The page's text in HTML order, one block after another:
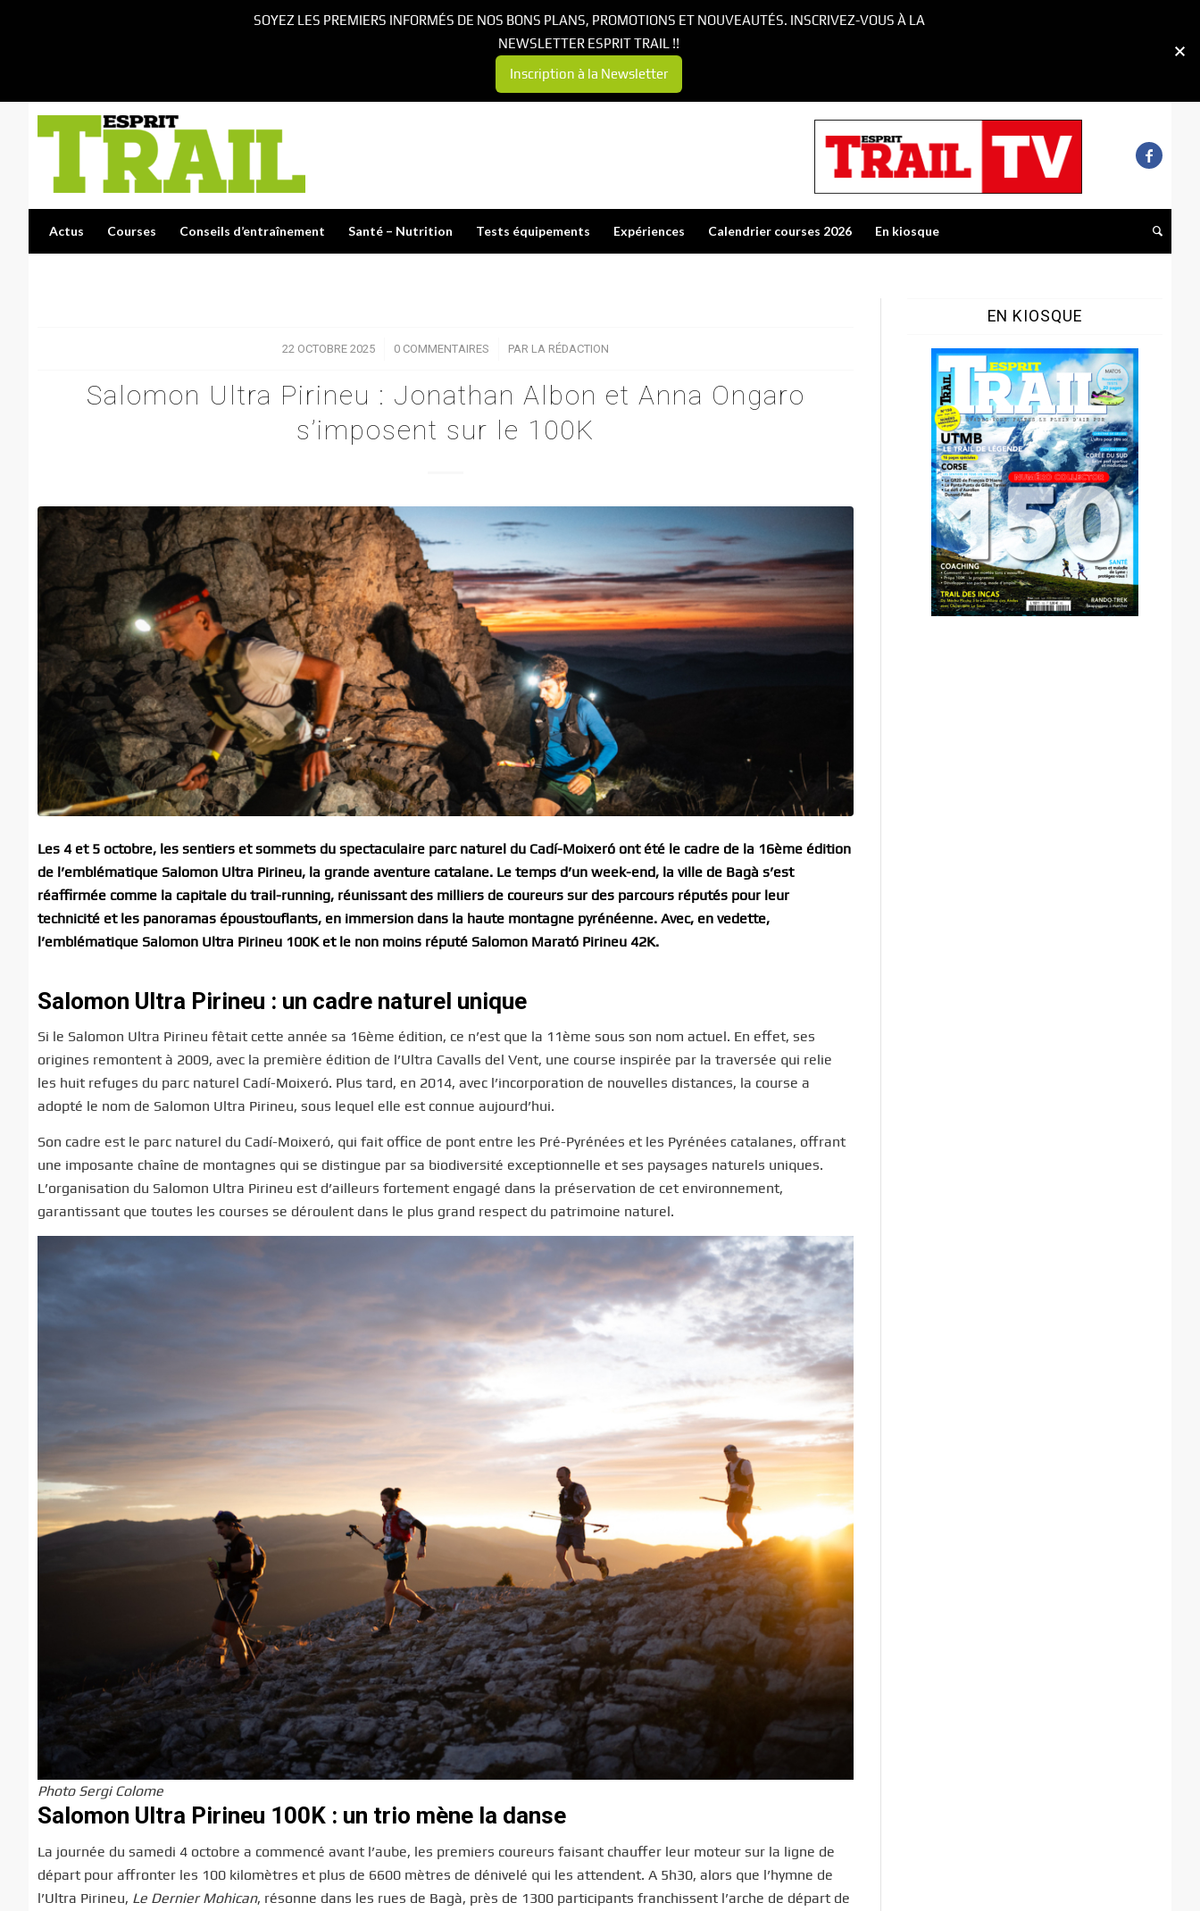
Actus Courses Conseils d’entraînement Santé – Nutrition Tests équipements Expériences Calendrier courses 2026 En kiosque
22 OCTOBRE 2025
/ 0 COMMENTAIRES
/ PAR LA RÉDACTION
Salomon Ultra Pirineu : Jonathan Albon et Anna Ongaro
s’imposent sur le 100K
Les 4 et 5 octobre, les sentiers et sommets du spectaculaire parc naturel du Cadí-Moixeró ont été le cadre de la 16ème édition
de l’emblématique Salomon Ultra Pirineu, la grande aventure catalane. Le temps d’un week-end, la ville de Bagà s’est
réaffirmée comme la capitale du trail-running, réunissant des milliers de coureurs sur des parcours réputés pour leur
technicité et les panoramas époustouflants, en immersion dans la haute montagne pyrénéenne. Avec, en vedette,
l’emblématique Salomon Ultra Pirineu 100K et le non moins réputé Salomon Marató Pirineu 42K.
Salomon Ultra Pirineu : un cadre naturel unique
Si le Salomon Ultra Pirineu fêtait cette année sa 16ème édition, ce n’est que la 11ème sous son nom actuel. En effet, ses
origines remontent à 2009, avec la première édition de l’Ultra Cavalls del Vent, une course inspirée par la traversée qui relie
les huit refuges du parc naturel Cadí-Moixeró. Plus tard, en 2014, avec l’incorporation de nouvelles distances, la course a
adopté le nom de Salomon Ultra Pirineu, sous lequel elle est connue aujourd’hui.
Son cadre est le parc naturel du Cadí-Moixeró, qui fait office de pont entre les Pré-Pyrénées et les Pyrénées catalanes, offrant
une imposante chaîne de montagnes qui se distingue par sa biodiversité exceptionnelle et ses paysages naturels uniques.
L’organisation du Salomon Ultra Pirineu est d’ailleurs fortement engagé dans la préservation de cet environnement,
garantissant que toutes les courses se déroulent dans le plus grand respect du patrimoine naturel.
Photo Sergi Colome
Salomon Ultra Pirineu 100K : un trio mène la danse
La journée du samedi 4 octobre a commencé avant l’aube, les premiers coureurs faisant chauffer leur moteur sur la ligne de
départ pour affronter les 100 kilomètres et plus de 6600 mètres de dénivelé qui les attendent. A 5h30, alors que l’hymne de
l’Ultra Pirineu, Le Dernier Mohican, résonne dans les rues de Bagà, près de 1300 participants franchissent l’arche de départ de
EN KIOSQUE
SOYEZ LES PREMIERS INFORMÉS DE NOS BONS PLANS, PROMOTIONS ET NOUVEAUTÉS. INSCRIVEZ-VOUS À LA
NEWSLETTER ESPRIT TRAIL !!
Inscription à la Newsletter